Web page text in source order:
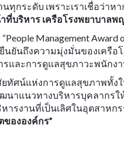
ทุกระดับ เพราะเราเชื่อว่า
ที่บริหาร เครือโรงพยาบาลพ
“People Management
ยืนยันถึงความมุ่งมั่นของเครื
รและการดูแลสุขภาวะพนัก
ยทัศน์แห่งการดูแลสุขภาพทั้ง
นาแนวทางบริหารบุคลากรใ
หารงานที่เป็นเลิศในอุตสาหก
ขององค์กร”